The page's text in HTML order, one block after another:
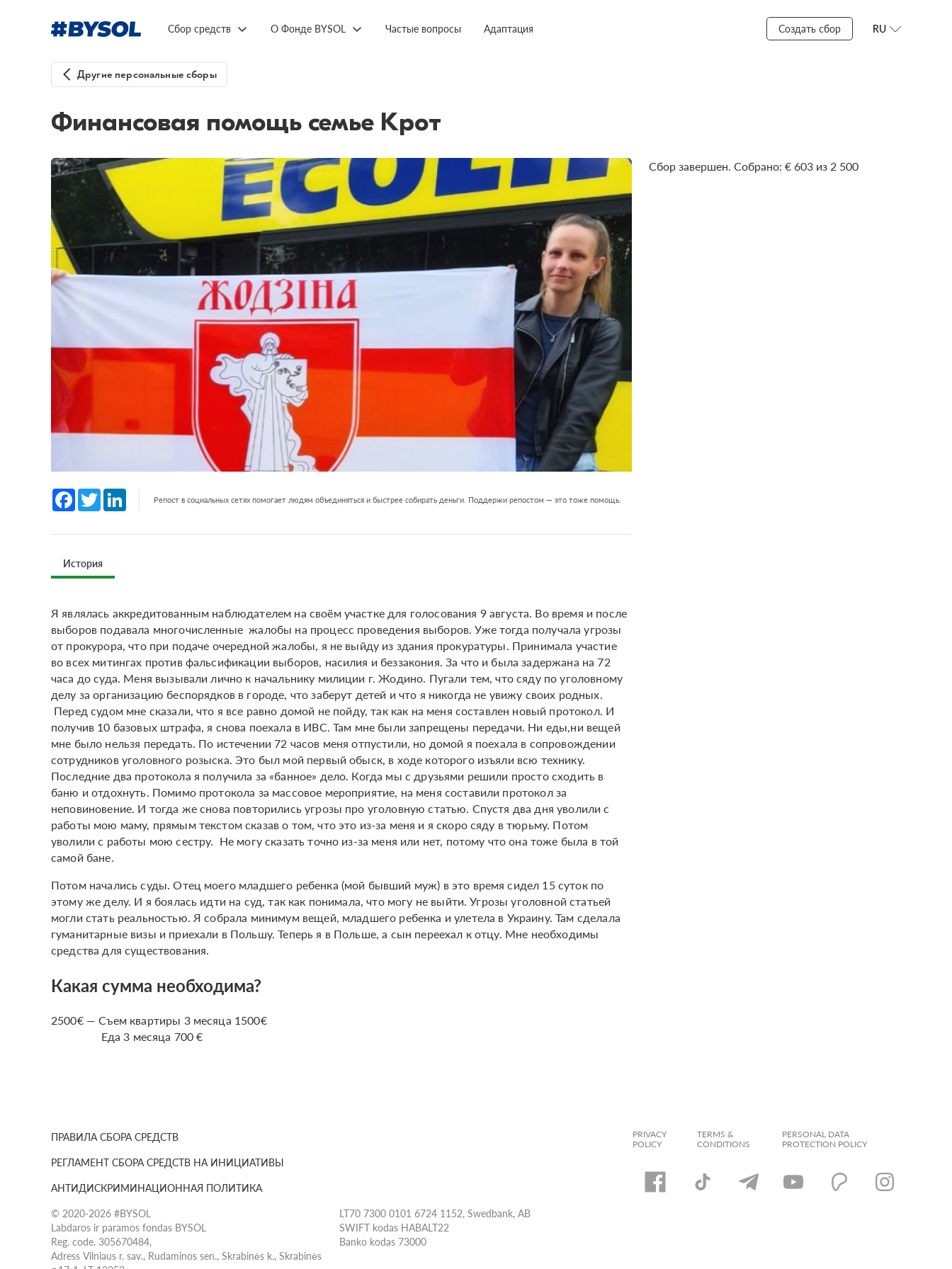
Сбор средств О Фонде BYSOL Частые вопросы Адаптация Создать сбор RU
Другие персональные сборы
Финансовая помощь семье Крот
Facebook
Twitter LinkedInРепост в социальных сетях помогает людям объединяться и быстрее собирать деньги. Поддержи репостом — это тоже помощь.
История
Я являлась аккредитованным наблюдателем на своём участке для голосования 9 августа. Во время и после
выборов подавала многочисленные жалобы на процесс проведения выборов. Уже тогда получала угрозы
от прокурора, что при подаче очередной жалобы, я не выйду из здания прокуратуры. Принимала участие
во всех митингах против фальсификации выборов, насилия и беззакония. За что и была задержана на 72
часа до суда. Меня вызывали лично к начальнику милиции г. Жодино. Пугали тем, что сяду по уголовному
делу за организацию беспорядков в городе, что заберут детей и что я никогда не увижу своих родных.
Перед судом мне сказали, что я все равно домой не пойду, так как на меня составлен новый протокол. И
получив 10 базовых штрафа, я снова поехала в ИВС. Там мне были запрещены передачи. Ни еды,ни вещей
мне было нельзя передать. По истечении 72 часов меня отпустили, но домой я поехала в сопровождении
сотрудников уголовного розыска. Это был мой первый обыск, в ходе которого изъяли всю технику.
Последние два протокола я получила за «банное» дело. Когда мы с друзьями решили просто сходить в
баню и отдохнуть. Помимо протокола за массовое мероприятие, на меня составили протокол за
неповиновение. И тогда же снова повторились угрозы про уголовную статью. Спустя два дня уволили с
работы мою маму, прямым текстом сказав о том, что это из-за меня и я скоро сяду в тюрьму. Потом
уволили с работы мою сестру. Не могу сказать точно из-за меня или нет, потому что она тоже была в той
самой бане.
Потом начались суды. Отец моего младшего ребенка (мой бывший муж) в это время сидел 15 суток по
этому же делу. И я боялась идти на суд, так как понимала, что могу не выйти. Угрозы уголовной статьей
могли стать реальностью. Я собрала минимум вещей, младшего ребенка и улетела в Украину. Там сделала
гуманитарные визы и приехали в Польшу. Теперь я в Польше, а сын переехал к отцу. Мне необходимы
средства для существования.
Какая сумма необходима?
2500€ — Съем квартиры 3 месяца 1500€
Еда 3 месяца 700 €
Сбор завершен. Собрано: € 603 из 2 500
ПРАВИЛА СБОРА СРЕДСТВ
РЕГЛАМЕНТ СБОРА СРЕДСТВ НА ИНИЦИАТИВЫ
АНТИДИСКРИМИНАЦИОННАЯ ПОЛИТИКА
© 2020-2026 #BYSOL
Labdaros ir paramos fondas BYSOL
Reg. code. 305670484,
Adress Vilniaus r. sav., Rudaminos sen., Skrabinės k., Skrabinės
LT70 7300 0101 6724 1152, Swedbank, AB
SWIFT kodas HABALT22
Banko kodas 73000
PRIVACY
POLICY
TERMS &
CONDITIONS
PERSONAL DATA
PROTECTION POLICY